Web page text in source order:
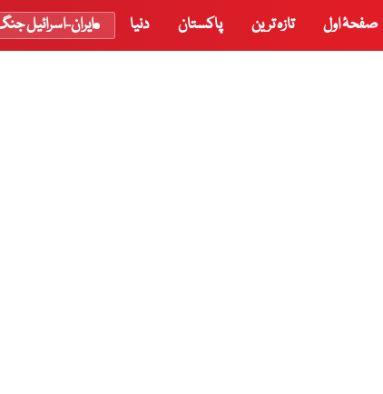
صفحۂ اول تازہ ترین پاکستان دنیا ایران-اسرائیل